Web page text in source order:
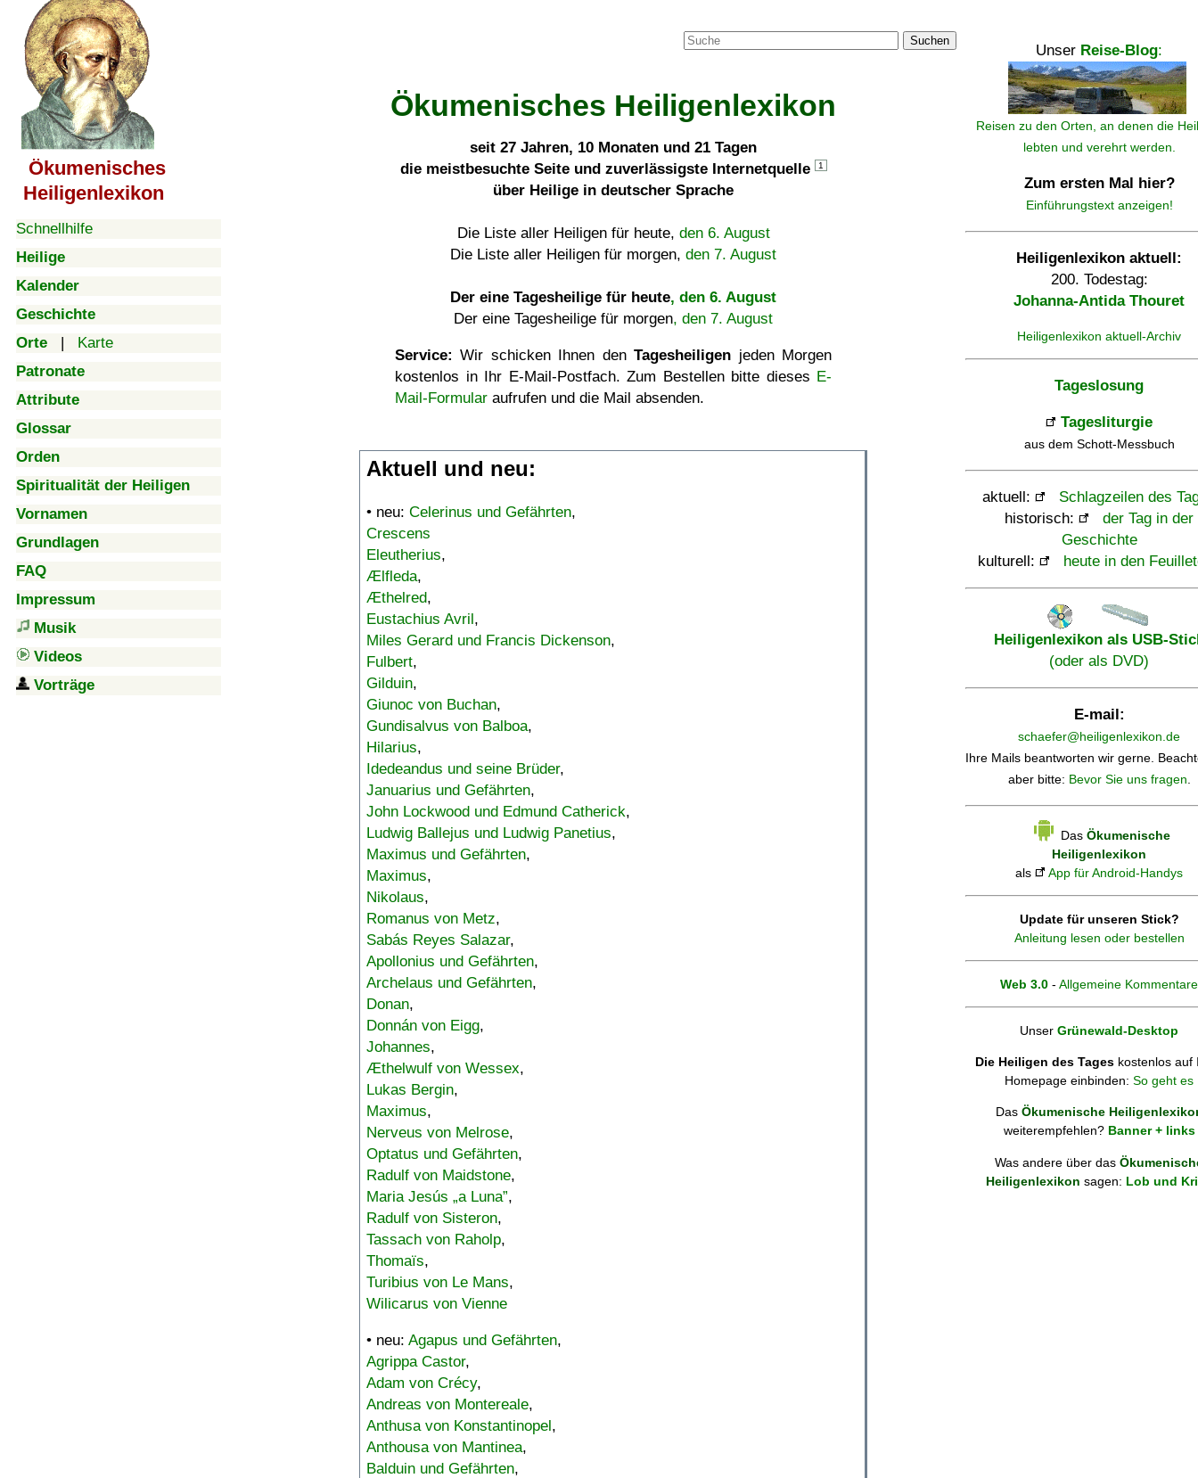
Ökumenisches
Heiligenlexikon
Schnellhilfe
Heilige
Kalender
Geschichte
Orte | Karte
Patronate
Attribute
Glossar
Orden
Spiritualität der Heiligen
Vornamen
Grundlagen
FAQ
Impressum
Musik
Videos
Vorträge
Suchen
Ökumenisches Heiligenlexikon
seit 27 Jahren, 10 Monaten und 21 Tagen
die meistbesuchte Seite und zuverlässigste Internetquelle
1
über Heilige in deutscher Sprache
Die Liste aller Heiligen für heute, den 6. August
Die Liste aller Heiligen für morgen, den 7. August
Der eine Tagesheilige für heute, den 6. August
Der eine Tagesheilige für morgen, den 7. August
Service: Wir schicken Ihnen denTagesheiligen jeden Morgen
kostenlos in Ihr E-Mail-Postfach. Zum Bestellen bitte dieses E-
Mail-Formular aufrufen und die Mail absenden.
Aktuell und neu:
• neu: Celerinus und Gefährten,
Crescens
Eleutherius,
Ælfleda,
Æthelred,
Eustachius Avril,
Miles Gerard und Francis Dickenson,
Fulbert,
Gilduin,
Giunoc von Buchan,
Gundisalvus von Balboa,
Hilarius,
Idedeandus und seine Brüder,
Januarius und Gefährten,
John Lockwood und Edmund Catherick,
Ludwig Ballejus und Ludwig Panetius,
Maximus und Gefährten,
Maximus,
Nikolaus,
Romanus von Metz,
Sabás Reyes Salazar,
Apollonius und Gefährten,
Archelaus und Gefährten,
Donan,
Donnán von Eigg,
Johannes,
Æthelwulf von Wessex,
Lukas Bergin,
Maximus,
Nerveus von Melrose,
Optatus und Gefährten,
Radulf von Maidstone,
Maria Jesús „a Luna”,
Radulf von Sisteron,
Tassach von Raholp,
Thomaïs,
Turibius von Le Mans,
Wilicarus von Vienne
• neu: Agapus und Gefährten,
Agrippa Castor,
Adam von Crécy,
Andreas von Montereale,
Anthusa von Konstantinopel,
Anthousa von Mantinea,
Balduin und Gefährten,
Unser Reise-Blog:
Reisen zu den Orten, an denen die
lebten und verehrt werden.
Zum ersten Mal hier?
Einführungstext anzeigen!
Heiligenlexikon aktuell:
200. Todestag:
Johanna-Antida Thouret
Heiligenlexikon aktuell-Archiv
Tageslosung
Tagesliturgie
aus dem Schott-Messbuch
aktuell:
Schlagzeilen des
historisch:
der Tag in der
Geschichte
kulturell:
heute in den
Heiligenlexikon als USB-
(oder als DVD)
E-mail:
schaefer@heiligenlexikon.de
Ihre Mails beantworten wir gerne.
aber bitte: Bevor Sie uns fragen.
Das Ökumenische
Heiligenlexikon
als
App für Android-Handys
Update für unseren Stick?
Anleitung lesen oder bestellen
Web 3.0 - Allgemeine Kommentare
Unser Grünewald-Desktop
Die Heiligen des Tages kostenlos auf
Homepage einbinden: So geht es
Das Ökumenische
weiterempfehlen? Banner + links
Was andere über das
Heiligenlexikon sagen: Lob und